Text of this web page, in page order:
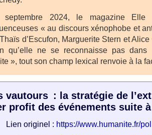
septembre 2024, le magazine
« au discours xénophobe et
d’Escufon, Marguerite Stern et
qu’elle ne se reconnaisse pas dans
», tout son champ lexical renvoie à la
vautours : la stratégie de
profit des événements suite
Lien originel : https://www.humanite.fr/